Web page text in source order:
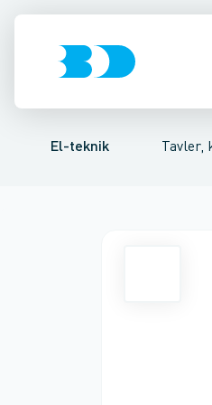
El-teknik
Afbrydere, stikkontakter
Tavler, kapsling og
Ventilationsplade